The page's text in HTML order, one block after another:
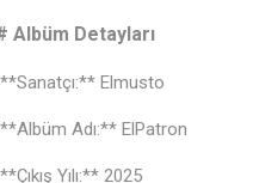
Albüm Detayları
Elmusto
Adı:** ElPatron
Yılı:** 2025